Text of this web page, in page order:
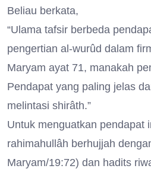
Beliau berkata,
“Ulama tafsir berbeda
pengertian al-wurûd dalam
Maryam ayat 71, manakah
Pendapat yang paling jelas
melintasi shirâth.”
Untuk menguatkan pendapat
rahimahullâh berhujjah
Maryam/19:72) dan hadits